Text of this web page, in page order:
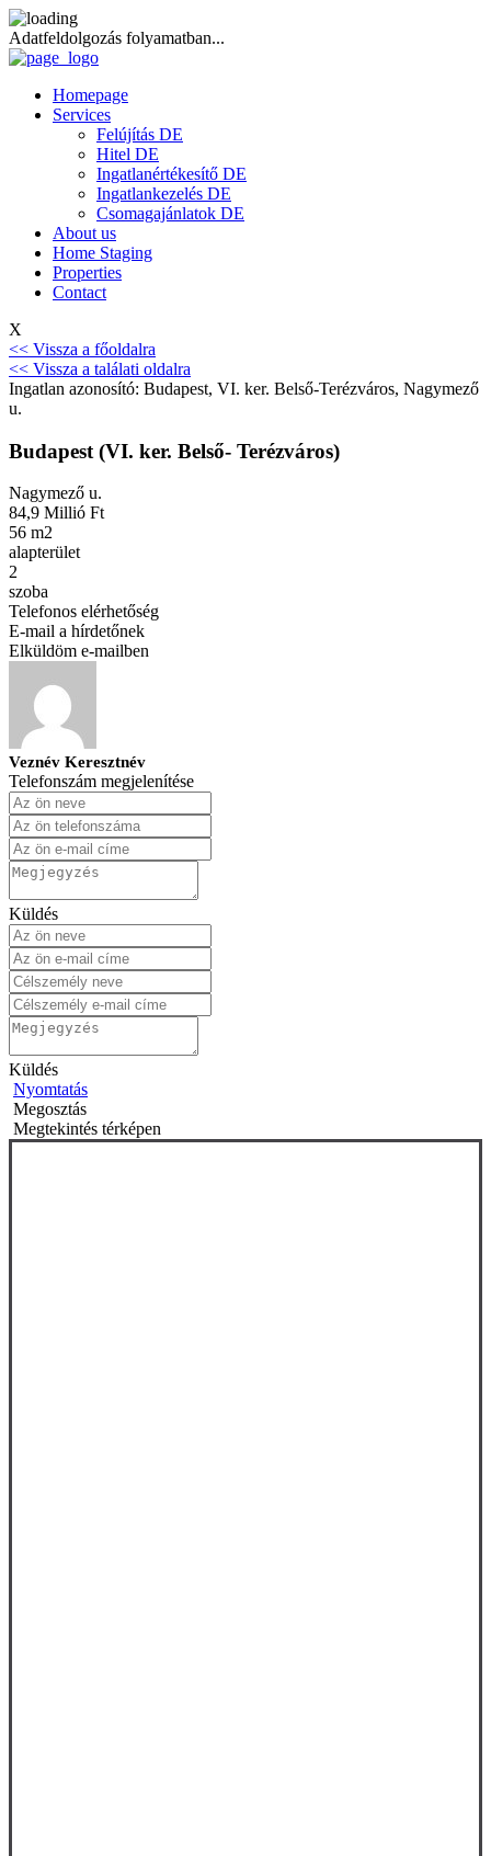
Adatfeldolgozás folyamatban...
Homepage
Services
Felújítás DE
Hitel DE
Ingatlanértékesítő DE
Ingatlankezelés DE
Csomagajánlatok DE
About us
Home Staging
Properties
Contact
X
<< Vissza a főoldalra
<< Vissza a találati oldalra
Ingatlan azonosító: Budapest, VI. ker. Belső-Terézváros, Nagymező
u.
Budapest (VI. ker. Belső- Terézváros)
Nagymező u.
84,9 Millió Ft
56 m2
alapterület
2
szoba
Telefonos elérhetőség
E-mail a hírdetőnek
Elküldöm e-mailben
Veznév Keresztnév
Telefonszám megjelenítése
Küldés
Küldés
Nyomtatás
Megosztás
Megtekintés térképen